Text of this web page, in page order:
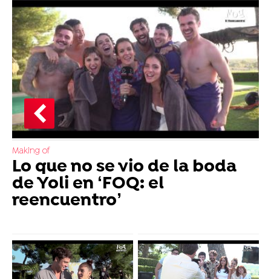
Making of
Lo que no se vio de la boda
de Yoli en ‘FOQ: el
reencuentro’